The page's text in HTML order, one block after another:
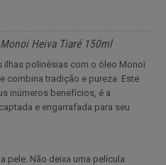
Heiva Tiaré 150ml
ilhas polinésias com o óleo Monoï
combina tradição e pureza. Este
inúmeros benefícios, é a
e engarrafada para seu
pele. Não deixa uma película